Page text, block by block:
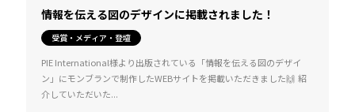
情報を伝える図のデザインに掲載されました！
受賞・メディア・登壇
PIE International様より出版されている「情報を伝える図のデザイ
ン」にモンブランで制作したWEBサイトを掲載いただきました🙌 紹
介していただいた...